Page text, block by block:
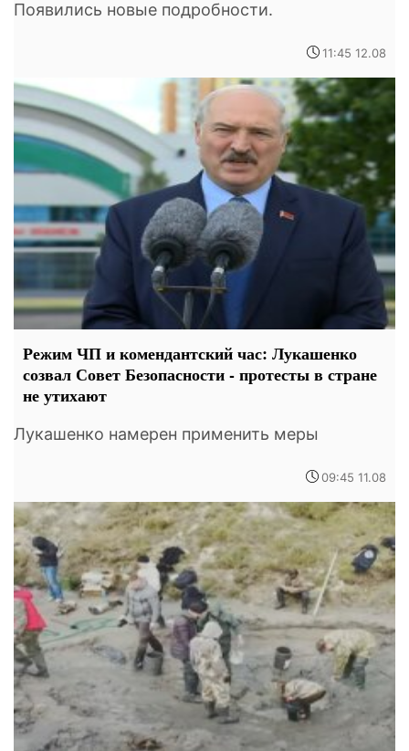
Появились новые подробности.
11:45 12.08
Режим ЧП и комендантский час: Лукашенко
созвал Совет Безопасности - протесты в стране
не утихают
Лукашенко намерен применить меры
09:45 11.08